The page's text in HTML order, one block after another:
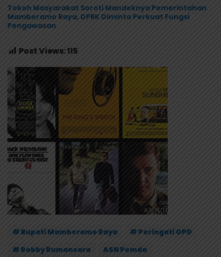
Tokoh Masyarakat Soroti Mandeknya Pemerintahan
Mamberamo Raya, DPRK Diminta Perkuat Fungsi
Pengawasan
Post Views:115
# Bupati Mamberamo Raya
# Peringati OPD
# Robby Rumansara
ASN Pemda